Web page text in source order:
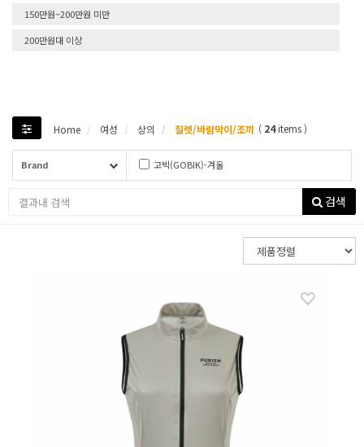
150만원~200만원 미만
200만원대 이상
Home 여성 상의 질렛/바람막이/조끼 ( 24items )
Brand 고빅(GOBIK)-겨울
검색